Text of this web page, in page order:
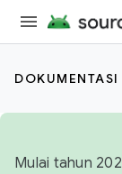
DOKUMENTASI
Mulai tahun